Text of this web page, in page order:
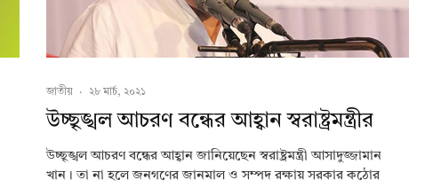
জাতীয় · ২৮ মার্চ, ২০২১
উচ্ছৃঙ্খল আচরণ বন্ধের আহ্বান স্বরাষ্ট্রমন্ত্রীর
উচ্ছৃঙ্খল আচরণ বন্ধের আহ্বান জানিয়েছেন স্বরাষ্ট্রমন্ত্রী আসাদুজ্জামান
খান। তা না হলে জনগণের জানমাল ও সম্পদ রক্ষায় সরকার কঠোর